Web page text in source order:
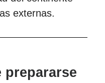
externas.
prepararse